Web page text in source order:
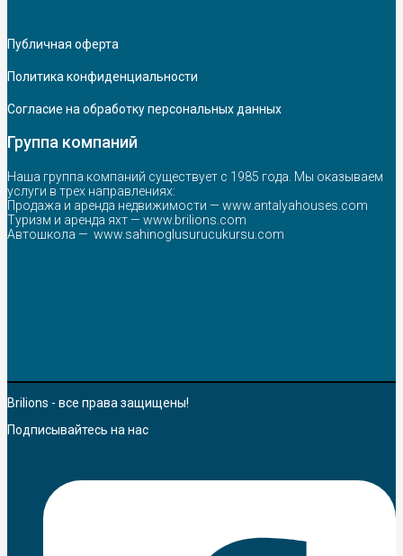
Публичная оферта
Политика конфиденциальности
Согласие на обработку персональных данных
Группа компаний
Наша группа компаний существует с 1985 года. Мы оказываем
услуги в трех направлениях:
Продажа и аренда недвижимости — www.antalyahouses.com
Туризм и аренда яхт — www.brilions.com
Автошкола — www.sahinoglusurucukursu.com
Brilions - все права защищены!
Подписывайтесь на нас